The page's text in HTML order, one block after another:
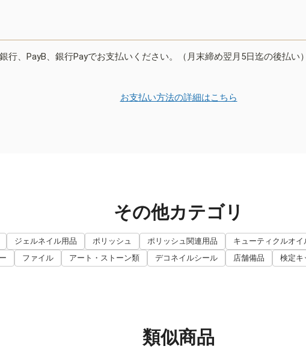
行、PayB、銀行Payでお支払いください。（月末締め翌月5日迄の後払い）
お支払い方法の詳細はこちら
その他カテゴリ
ジェルネイル用品 ポリッシュ ポリッシュ関連用品 キューティクルオイ
ファイル アート・ストーン類 デコネイルシール 店舗備品 検定キ
類似商品